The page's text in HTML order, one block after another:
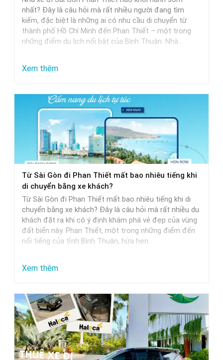
Khởi
Hành
Trễ
Nhất
nhất? Đây là câu hỏi mà rất nhiều người đang tìm
kiếm, đặc biệt là những ai có nhu cầu di chuyển từ
thành phố Hồ Chí Minh đến Phan Thiết – một trong
những điểm du lịch nổi bật của Bình Thuận. Nhà…
Xem thêm:
Xe
Sài
Gòn
Phan
Thiết
Khởi
Hành
Nhất
Từ Sài Gòn đi Phan Thiết mất bao nhiêu tiếng khi
di chuyển bằng xe khách?
Từ Sài Gòn đi Phan Thiết mất bao nhiêu tiếng khi di
chuyển bằng xe khách? Đây là câu hỏi mà rất nhiều du
khách đặt ra khi có ý định khám phá vẻ đẹp của vùng
đất biển này. Phan Thiết, một trong những điểm đến
nổi tiếng của tỉnh Bình Thuận, hứa hẹn…
Xem thêm:
Sài
Gòn
đi
Phan
Thiết